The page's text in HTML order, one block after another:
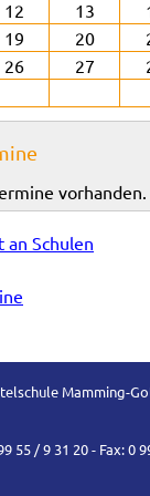
12 13
19 20
26 27
vorhanden.
Mamming-
55 / 9 31 20 - Fax: 0